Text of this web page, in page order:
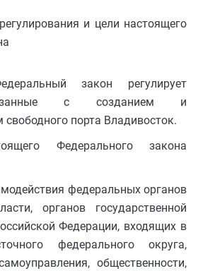
и цели настоящего
закон регулирует
с созданием и
порта Владивосток.
Федерального закона
федеральных органов
органов государственной
Федерации, входящих в
федерального округа,
общественности,